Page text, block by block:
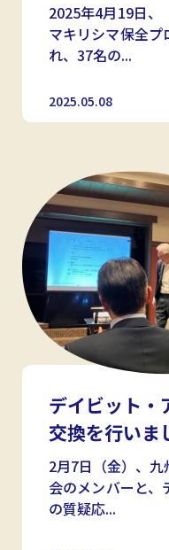
2025年4月19日、
マキリシマ保全プ
れ、37名の...
2025.05.08
デイビット・
交換を行いま
2月7日（金）、
会のメンバーと、
の質疑応...